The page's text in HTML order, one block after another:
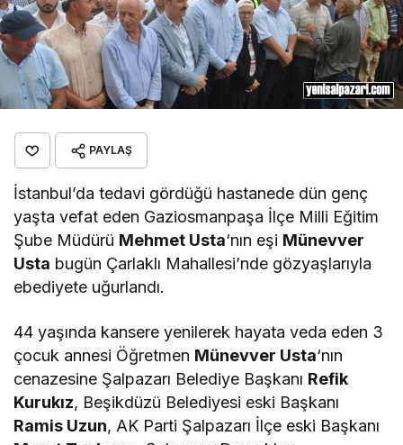
PAYLAŞ
İstanbul’da tedavi gördüğü hastanede dün genç
yaşta vefat eden Gaziosmanpaşa İlçe Milli Eğitim
Şube Müdürü Mehmet Usta‘nın eşi Münevver
Usta bugün Çarlaklı Mahallesi’nde gözyaşlarıyla
ebediyete uğurlandı.
44 yaşında kansere yenilerek hayata veda eden 3
çocuk annesi Öğretmen Münevver Usta‘nın
cenazesine Şalpazarı Belediye Başkanı Refik
Kurukız, Beşikdüzü Belediyesi eski Başkanı
Ramis Uzun, AK Parti Şalpazarı İlçe eski Başkanı